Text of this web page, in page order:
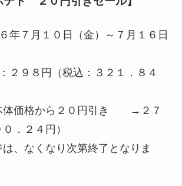
年７月１０日（金）～７月１６日
２９８円（税込：３２１．８４
体価格から２０円引き →２７
．２４円）
、なくなり次第終了となりま